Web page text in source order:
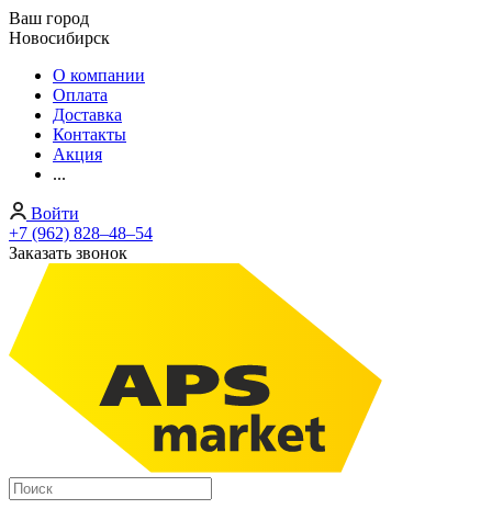
Ваш город
Новосибирск
О компании
Оплата
Доставка
Контакты
Акция
...
Войти
+7 (962) 828‒48‒54
Заказать звонок